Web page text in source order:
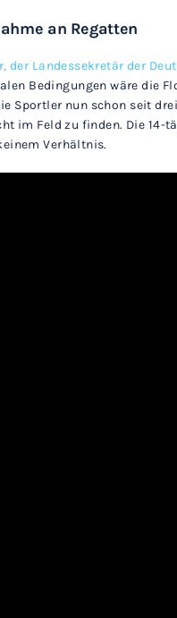
an Regatten
der Landessekretär der
Bedingungen wäre die
Sportler nun schon seit
im Feld zu finden. Die 14-
Verhältnis.